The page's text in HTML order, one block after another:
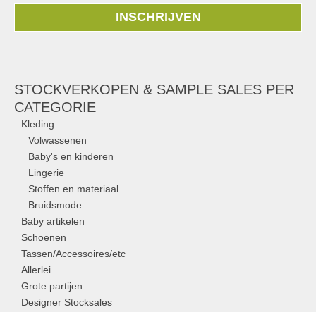
INSCHRIJVEN
STOCKVERKOPEN & SAMPLE SALES PER
CATEGORIE
Kleding
Volwassenen
Baby's en kinderen
Lingerie
Stoffen en materiaal
Bruidsmode
Baby artikelen
Schoenen
Tassen/Accessoires/etc
Allerlei
Grote partijen
Designer Stocksales